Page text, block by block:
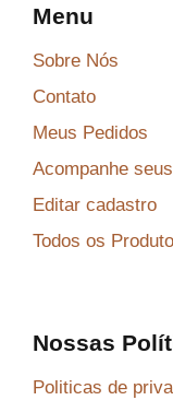
Menu
Sobre Nós
Contato
Meus Pedidos
Acompanhe
Editar cadastro
Todos os
Nossas
Politicas de